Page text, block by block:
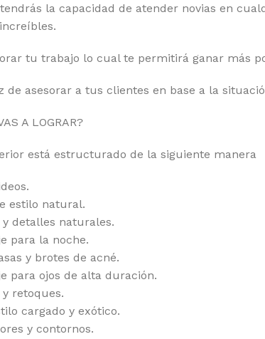
la capacidad de atender novias en
tu trabajo lo cual te permitirá ganar más
de asesorar a tus clientes en base a la
A LOGRAR?
está estructurado de la siguiente manera
estilo natural.
y detalles naturales.
para la noche.
y brotes de acné.
para ojos de alta duración.
y retoques.
cargado y exótico.
y contornos.